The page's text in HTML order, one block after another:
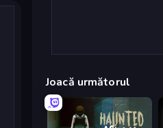
Joacă următorul